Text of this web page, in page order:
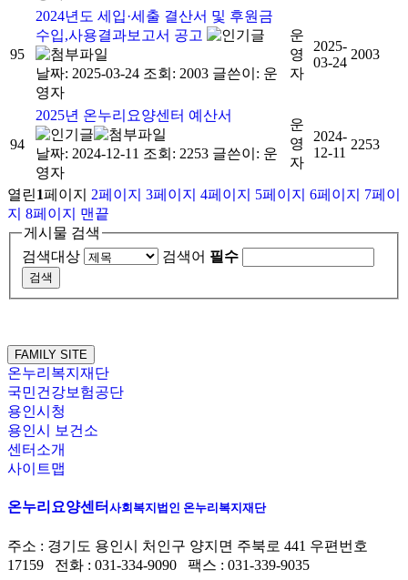
95
2024년도 세입·세출 결산서 및 후원금
수입,사용결과보고서 공고
날짜: 2025-03-24 조회: 2003 글쓴이: 운
영자
운
영
자
2025-
03-24
2003
94
2025년 온누리요양센터 예산서
날짜: 2024-12-11 조회: 2253 글쓴이: 운
영자
운
영
자
2024-
12-11
2253
열린1페이지 2페이지 3페이지 4페이지 5페이지 6페이지 7페이
지 8페이지
맨끝
게시물 검색
검색대상
검색어 필수
FAMILY SITE
온누리복지재단
국민건강보험공단
용인시청
용인시 보건소
센터소개
사이트맵
온누리요양센터 사회복지법인 온누리복지재단
주소 : 경기도 용인시 처인구 양지면 주북로 441 우편번호
17159 전화 : 031-334-9090 팩스 : 031-339-9035